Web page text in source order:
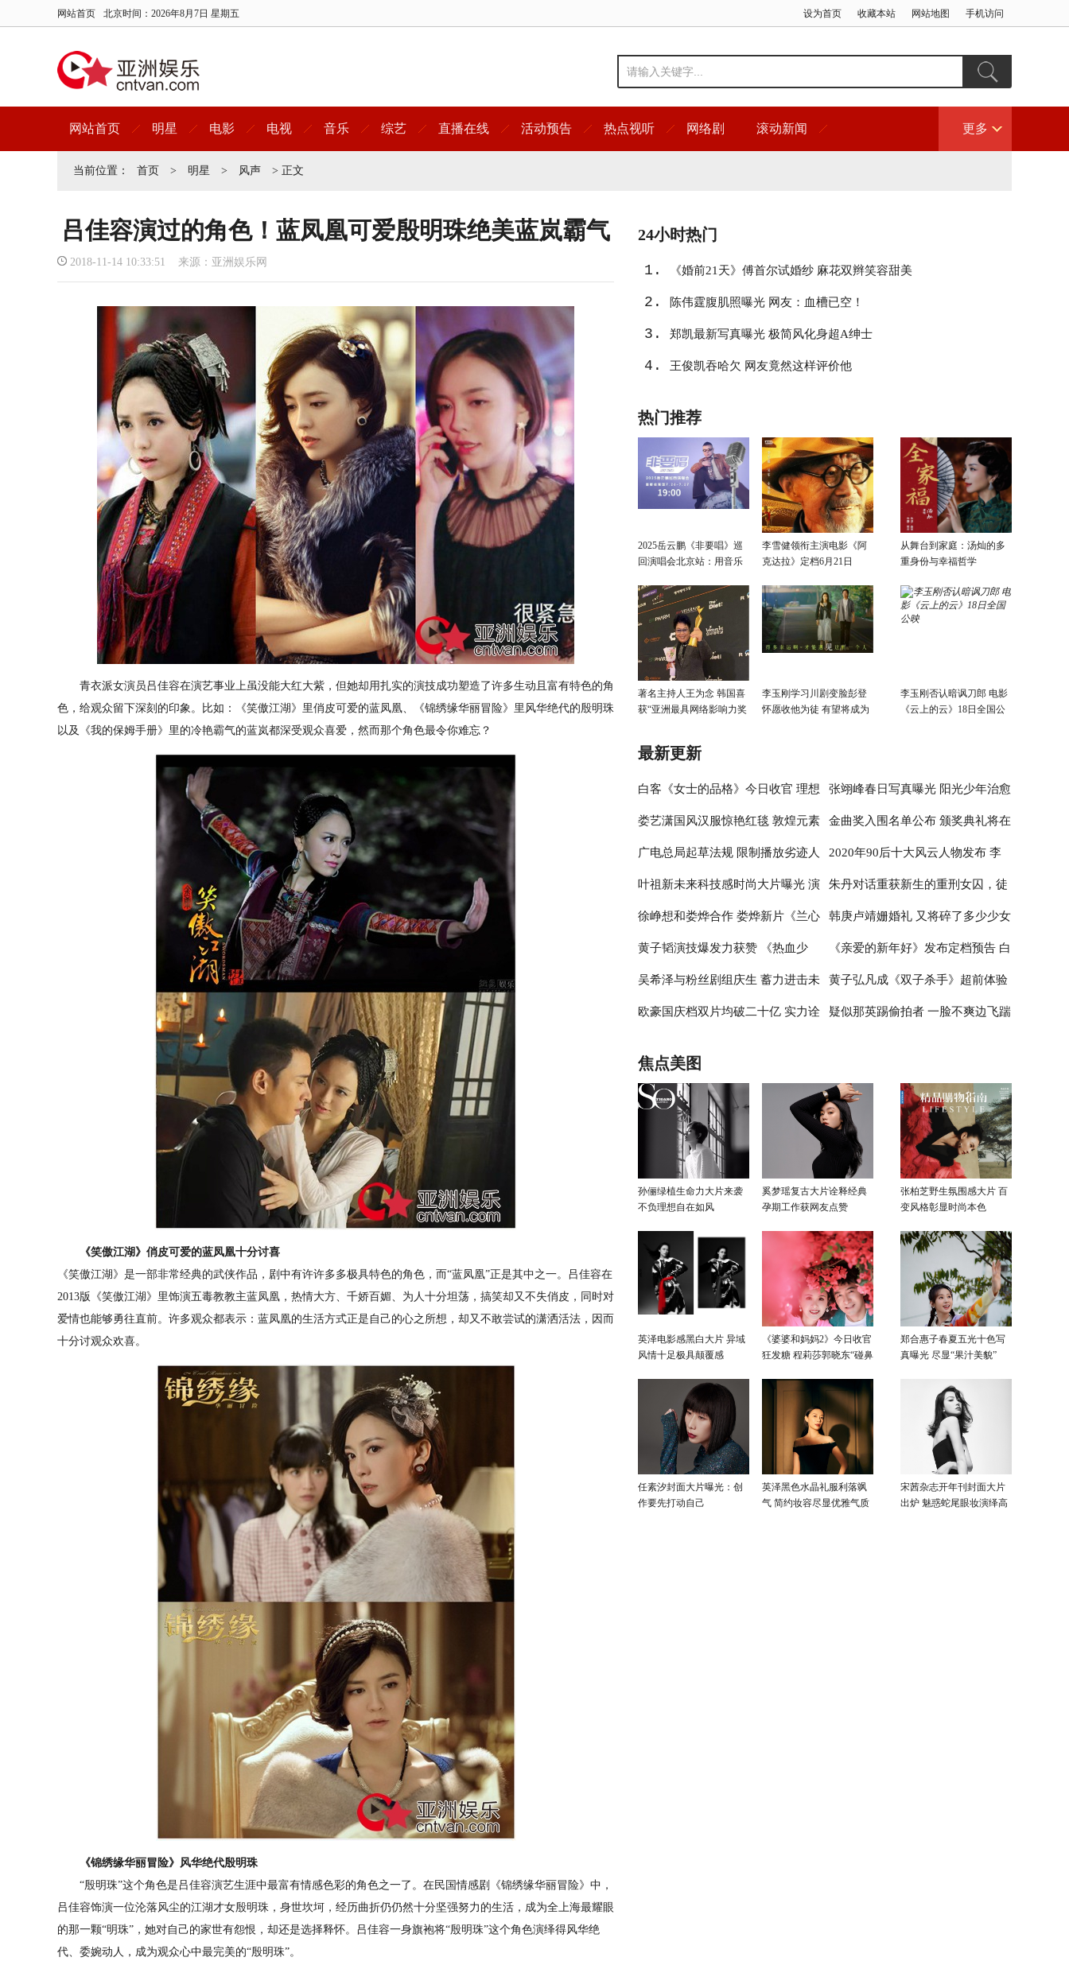
网站首页 北京时间： 2026年8月7日 星期五 设为首页 收藏本站 网站地图 手机访问
网站首页 明星 电影 电视 音乐 综艺 直播在线 活动预告 热点视听 网络剧 滚动新闻 更多
当前位置： 首页 > 明星 > 风声 > 正文
吕佳容演过的角色！蓝凤凰可爱殷明珠绝美蓝岚霸气
2018-11-14 10:33:51 来源：亚洲娱乐网
青衣派女演员吕佳容在演艺事业上虽没能大红大紫，但她却用扎实的演技成功塑造了许多生动且富有特色的角
色，给观众留下深刻的印象。比如：《笑傲江湖》里俏皮可爱的蓝凤凰、《锦绣缘华丽冒险》里风华绝代的殷明珠
以及《我的保姆手册》里的冷艳霸气的蓝岚都深受观众喜爱，然而那个角色最令你难忘？
《笑傲江湖》俏皮可爱的蓝凤凰十分讨喜
《笑傲江湖》是一部非常经典的武侠作品，剧中有许许多多极具特色的角色，而“蓝凤凰”正是其中之一。吕佳容在
2013版《笑傲江湖》里饰演五毒教教主蓝凤凰，热情大方、千娇百媚、为人十分坦荡，搞笑却又不失俏皮，同时对
爱情也能够勇往直前。许多观众都表示：蓝凤凰的生活方式正是自己的心之所想，却又不敢尝试的潇洒活法，因而
十分讨观众欢喜。
《锦绣缘华丽冒险》风华绝代殷明珠
“殷明珠”这个角色是吕佳容演艺生涯中最富有情感色彩的角色之一了。在民国情感剧《锦绣缘华丽冒险》中，
吕佳容饰演一位沦落风尘的江湖才女殷明珠，身世坎坷，经历曲折仍仍然十分坚强努力的生活，成为全上海最耀眼
的那一颗“明珠”，她对自己的家世有怨恨，却还是选择释怀。吕佳容一身旗袍将“殷明珠”这个角色演绎得风华绝
代、委婉动人，成为观众心中最完美的“殷明珠”。
24小时热门
1. 《婚前21天》傅首尔试婚纱 麻花双辫笑容甜美
2. 陈伟霆腹肌照曝光 网友：血槽已空！
3. 郑凯最新写真曝光 极简风化身超A绅士
4. 王俊凯吞哈欠 网友竟然这样评价他
热门推荐
2025岳云鹏《非要唱》巡
回演唱会北京站：用音乐
李雪健领衔主演电影《阿
克达拉》定档6月21日
从舞台到家庭：汤灿的多
重身份与幸福哲学
著名主持人王为念 韩国喜
获“亚洲最具网络影响力奖
李玉刚学习川剧变脸彭登
怀愿收他为徒 有望将成为
李玉刚否认暗讽刀郎 电影
《云上的云》18日全国公
最新更新
白客《女士的品格》今日收官 理想
伴侣程梁温暖治愈
张翊峰春日写真曝光 阳光少年治愈
感满满
娄艺潇国风汉服惊艳红毯 敦煌元素
彰显时尚包容性
金曲奖入围名单公布 颁奖典礼将在
台北小巨蛋举行
广电总局起草法规 限制播放劣迹人
员参与的节目
2020年90后十大风云人物发布 李
子柒居首李佳琦辛有志纷纷入围
叶祖新未来科技感时尚大片曝光 演
绎春日太阳男神
朱丹对话重获新生的重刑女囚，徒
步20公里亲历深山医疗
徐峥想和娄烨合作 娄烨新片《兰心
大剧院》却宣布撤档
韩庚卢靖姗婚礼 又将碎了多少少女
的心
黄子韬演技爆发力获赞 《热血少
年》收官在即
《亲爱的新年好》发布定档预告 白
百何张子枫温馨约定跨年公映
吴希泽与粉丝剧组庆生 蓄力进击未
来可期
黄子弘凡成《双子杀手》超前体验
官 出席首映红毯推广电影革新
欧豪国庆档双片均破二十亿 实力诠 疑似那英踢偷拍者 一脸不爽边飞踹
焦点美图
孙俪绿植生命力大片来袭
不负理想自在如风
奚梦瑶复古大片诠释经典
孕期工作获网友点赞
张柏芝野生氛围感大片 百
变风格彰显时尚本色
英泽电影感黑白大片 异域
风情十足极具颠覆感
《婆婆和妈妈2》今日收官
狂发糖 程莉莎郭晓东“碰鼻
郑合惠子春夏五光十色写
真曝光 尽显“果汁美貌”
任素汐封面大片曝光：创
作要先打动自己
英泽黑色水晶礼服利落飒
气 简约妆容尽显优雅气质
宋茜杂志开年刊封面大片
出炉 魅惑蛇尾眼妆演绎高